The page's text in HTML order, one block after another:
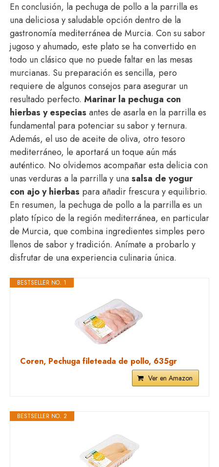
En conclusión, la pechuga de pollo a la parrilla es
una deliciosa y saludable opción dentro de la
gastronomía mediterránea de Murcia. Con su sabor
jugoso y ahumado, este plato se ha convertido en
todo un clásico que no puede faltar en las mesas
murcianas. Su preparación es sencilla, pero
requiere de algunos consejos para asegurar un
resultado perfecto. Marinar la pechuga con
hierbas y especias antes de asarla en la parrilla es
fundamental para potenciar su sabor y ternura.
Además, el uso de aceite de oliva, otro tesoro
mediterráneo, le aportará un toque aún más
auténtico. No olvidemos acompañar esta delicia con
unas verduras a la parrilla y unasalsa de yogur
con ajo y hierbas para añadir frescura y equilibrio.
En resumen, la pechuga de pollo a la parrilla es un
plato típico de la región mediterránea, en particular
de Murcia, que combina ingredientes simples pero
llenos de sabor y tradición. Anímate a probarlo y
disfrutar de una experiencia culinaria única.
BESTSELLER NO. 1
Coren, Pechuga fileteada de pollo, 635gr
Ver en Amazon
BESTSELLER NO. 2